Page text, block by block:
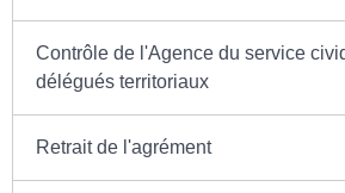
Contrôle de l'Agence du service
délégués territoriaux
Retrait de l'agrément